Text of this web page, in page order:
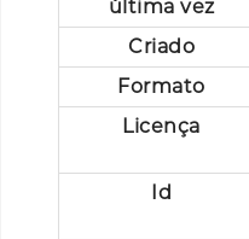
última vez
Criado
Formato
Licença
Id